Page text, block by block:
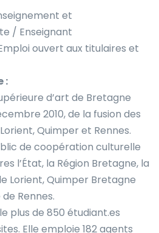
et
/ Enseignant
ouvert aux titulaires et
:
d’art de Bretagne
2010, de la fusion des
Quimper et Rennes.
de coopération culturelle
l’État, la Région Bretagne, la
Lorient, Quimper Bretagne
Rennes.
plus de 850 étudiant.es
Elle emploie 182 agents